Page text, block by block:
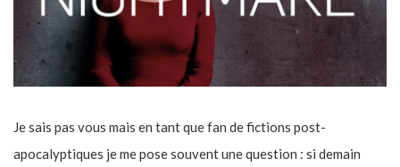
Je sais pas vous mais en tant que fan de fictions post-
apocalyptiques je me pose souvent une question : si demain